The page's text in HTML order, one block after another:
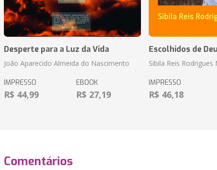
Desperte para a Luz da Vida
João Aparecido Almeida do Nascimento
IMPRESSO
R$ 44,99
EBOOK
R$ 27,19
Escolhidos de
Sibila Reis
IMPRESSO
R$ 46,18
Comentários